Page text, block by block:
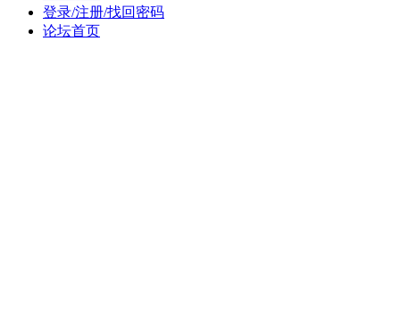
登录/注册/找回密码
论坛首页